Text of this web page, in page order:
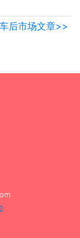
后市场文章>>